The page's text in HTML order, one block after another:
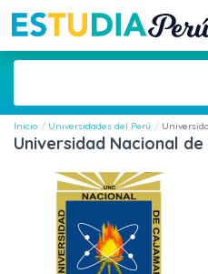
Inicio Universidades del Perú
Universidad Nacional